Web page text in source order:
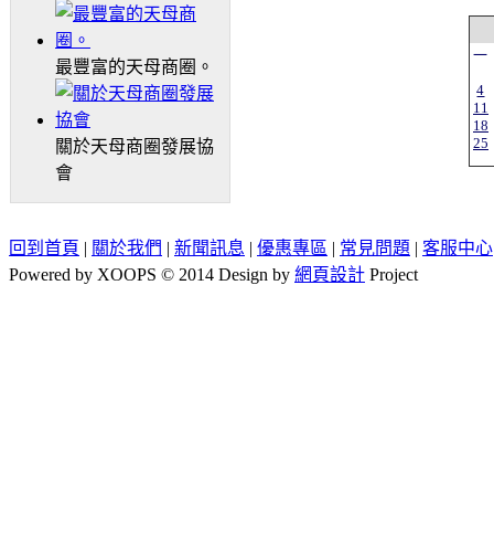
最豐富的天母商圈。
關於天母商圈發展協
會
一
4
11
18
25
回到首頁 | 關於我們 | 新聞訊息 | 優惠專區 | 常見問題 | 客服中心
Powered by XOOPS © 2014 Design by 網頁設計 Project